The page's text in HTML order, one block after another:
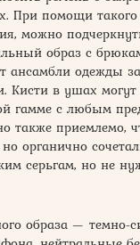
При помощи такого
можно
образ с
ансамбли одежды
Кисти в ушах
гамме с любым
также приемлемо,
органично
серьгам, но не
образа — темно-